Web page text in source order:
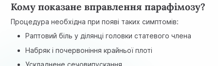
Кому показане вправлення парафімозу?
Процедура необхідна при появі таких симптомів:
Раптовий біль у ділянці головки статевого члена
Набряк і почервоніння крайньої плоті
Ускладнене сечовипускання